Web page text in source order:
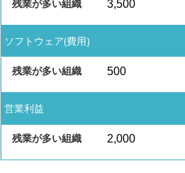
3,500
ソフトウェア(費用)
500
営業利益
2,000